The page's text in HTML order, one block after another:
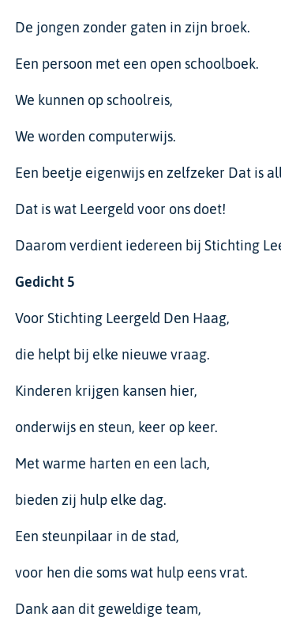
De jongen zonder gaten in zijn broek.
Een persoon met een open schoolboek.
We kunnen op schoolreis,
We worden computerwijs.
Een beetje eigenwijs en zelfzeker Dat is
Dat is wat Leergeld voor ons doet!
Daarom verdient iedereen bij Stichting
Gedicht5
Voor Stichting Leergeld Den Haag,
die helpt bij elke nieuwe vraag.
Kinderen krijgen kansen hier,
onderwijs en steun, keer op keer.
Met warme harten en een lach,
bieden zij hulp elke dag.
Een steunpilaar in de stad,
voor hen die soms wat hulp eens vrat.
Dank aan dit geweldige team,